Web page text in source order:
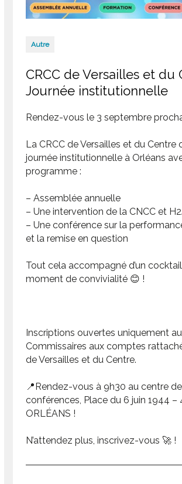
Autre
CRCC de Versailles et du
Journée institutionnelle
Rendez-vous le 3 septembre
La CRCC de Versailles et du Centre
journée institutionnelle à Orléans
programme :
– Assemblée annuelle
– Une intervention de la CNCC et
– Une conférence sur la
et la remise en question
Tout cela accompagné d’un cocktail
moment de convivialité 😊 !
Inscriptions ouvertes uniquement
Commissaires aux comptes
de Versailles et du Centre.
📍Rendez-vous à 9h30 au centre de
conférences, Place du 6 juin 1944 –
ORLÉANS !
N’attendez plus, inscrivez-vous 🚀 !